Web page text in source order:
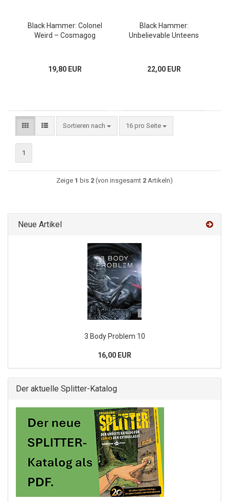
Black Hammer: Colonel
Weird – Cosmagog
19,80 EUR
Black Hammer:
Unbelievable Unteens
22,00 EUR
Sortieren nach 16 pro Seite
1
Zeige 1 bis 2 (von insgesamt 2 Artikeln)
Neue Artikel
3 Body Problem 10
16,00 EUR
Der aktuelle Splitter-Katalog